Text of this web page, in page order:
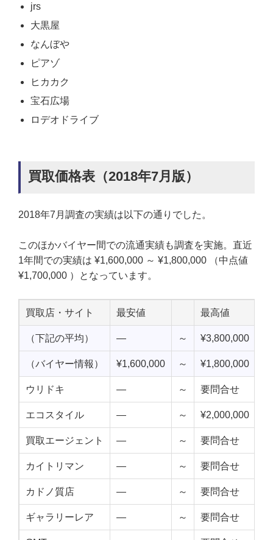
jrs
大黒屋
なんぼや
ピアゾ
ヒカカク
宝石広場
ロデオドライブ
買取価格表（2018年7月版）
2018年7月調査の実績は以下の通りでした。
このほかバイヤー間での流通実績も調査を実施。直近
1年間での実績は ¥1,600,000 ～ ¥1,800,000 （中点値
¥1,700,000 ）となっています。
買取店・サイト 最安値 最高値
（下記の平均） — ～ ¥3,800,000
（バイヤー情報） ¥1,600,000 ～ ¥1,800,000
ウリドキ — ～ 要問合せ
エコスタイル — ～ ¥2,000,000
買取エージェント — ～ 要問合せ
カイトリマン — ～ 要問合せ
カドノ質店 — ～ 要問合せ
ギャラリーレア — ～ 要問合せ